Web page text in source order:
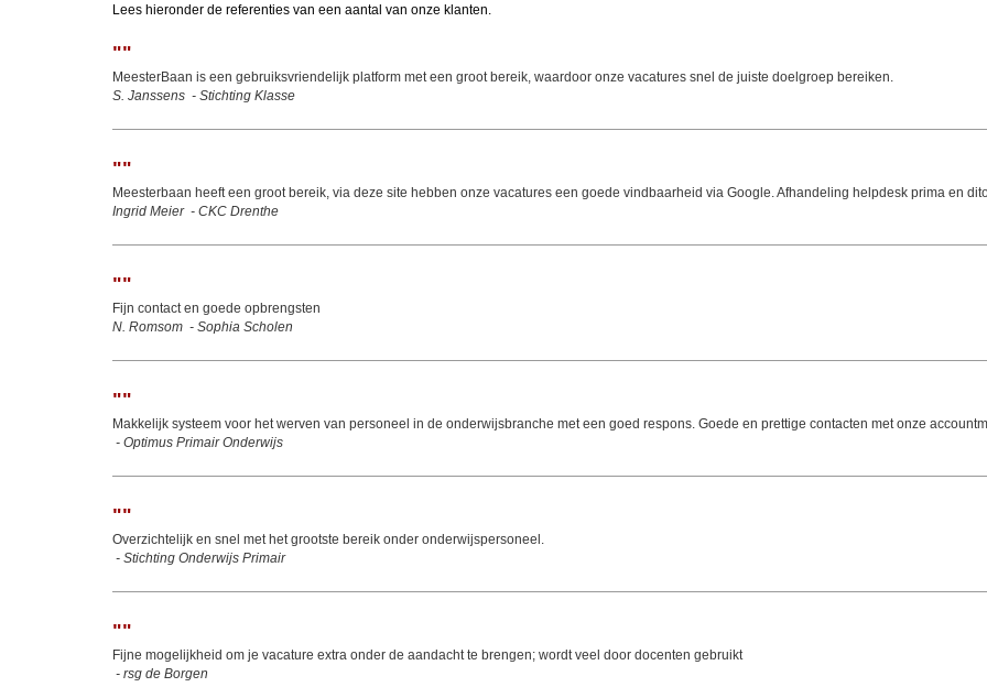
Lees hieronder de referenties van een aantal van onze klanten.
""
MeesterBaan is een gebruiksvriendelijk platform met een groot bereik, waardoor onze vacatures snel de juiste doelgroep bereiken.
S. Janssens - Stichting Klasse
""
Meesterbaan heeft een groot bereik, via deze site hebben onze vacatures een goede vindbaarheid via Google. Afhandeling helpdesk prima en
Ingrid Meier- CKC Drenthe
""
Fijn contact en goede opbrengsten
N. Romsom - Sophia Scholen
""
Makkelijk systeem voor het werven van personeel in de onderwijsbranche met een goed respons. Goede en prettige contacten met onze
- Optimus Primair Onderwijs
""
Overzichtelijk en snel met het grootste bereik onder onderwijspersoneel.
- Stichting Onderwijs Primair
""
Fijne mogelijkheid om je vacature extra onder de aandacht te brengen; wordt veel door docenten gebruikt
- rsg de Borgen